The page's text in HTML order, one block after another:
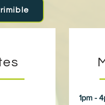
1pm -